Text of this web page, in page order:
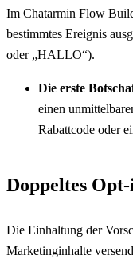
Im Chatarmin Flow
bestimmtes Ereignis
oder „HALLO“).
Die erste
einen
Rabattcode oder
Doppeltes
Die Einhaltung der
Marketinginhalte